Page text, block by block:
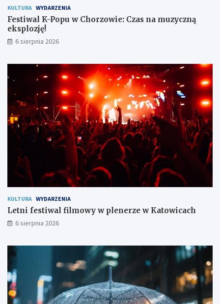
e
c
z
e
ń
o
m
e
s
z
s
p
l
o
z
KULTURA WYDARZENIA
Festiwal K-Popu w Chorzowie: Czas na muzyczną
eksplozję!
6 sierpnia 2026
KULTURA WYDARZENIA
Letni festiwal filmowy w plenerze w Katowicach
6 sierpnia 2026